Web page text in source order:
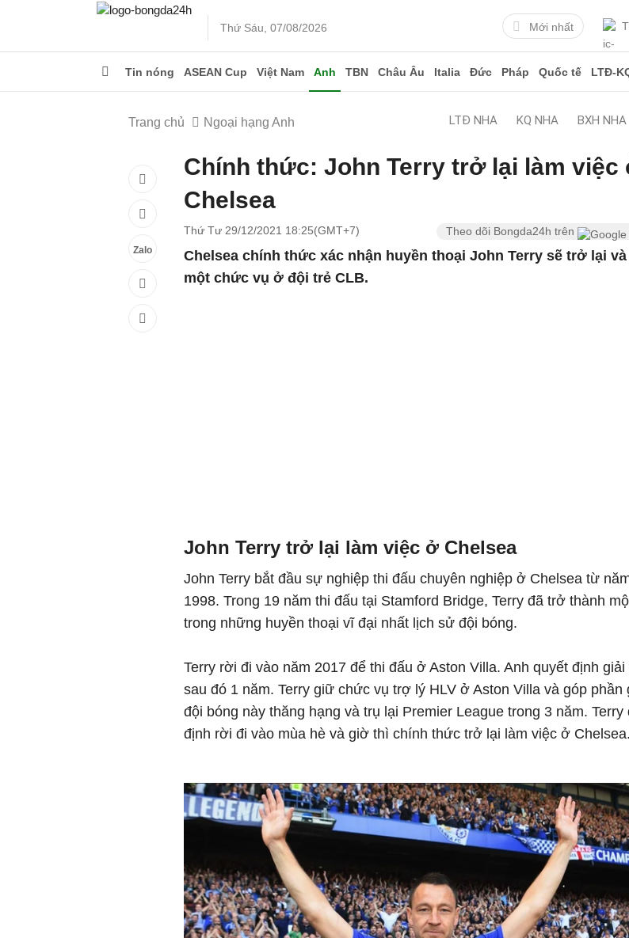
Thứ Sáu, 07/08/2026 Mới nhất
Tin nóng ASEAN Cup Việt Nam Anh TBN Châu Âu Italia Đức Pháp Quốc tế LTĐ-
Trang chủ Ngoại hạng Anh LTĐ NHA KQ NHA BXH NHA
Zalo
Chính thức: John Terry trở lại làm việc
Chelsea
Thứ Tư 29/12/2021 18:25(GMT+7) Theo dõi Bongda24h trên
Chelsea chính thức xác nhận huyền thoại John Terry sẽ trở lại
một chức vụ ở đội trẻ CLB.
John Terry trở lại làm việc ở Chelsea
John Terry bắt đầu sự nghiệp thi đấu chuyên nghiệp ở Chelsea từ
1998. Trong 19 năm thi đấu tại Stamford Bridge, Terry đã trở thành
trong những huyền thoại vĩ đại nhất lịch sử đội bóng.
Terry rời đi vào năm 2017 để thi đấu ở Aston Villa. Anh quyết định giải
sau đó 1 năm. Terry giữ chức vụ trợ lý HLV ở Aston Villa và góp phần
đội bóng này thăng hạng và trụ lại Premier League trong 3 năm. Terry
định rời đi vào mùa hè và giờ thì chính thức trở lại làm việc ở Chelsea.